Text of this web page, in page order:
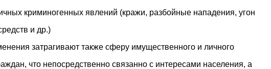
криминогенных явлений (кражи, разбойные нападения, угон
и др.)
затрагивают также сферу имущественного и личного
что непосредственно связанно с интересами населения, а